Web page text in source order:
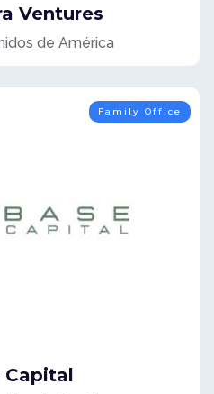
Ventures
de América
Family Office
Capital